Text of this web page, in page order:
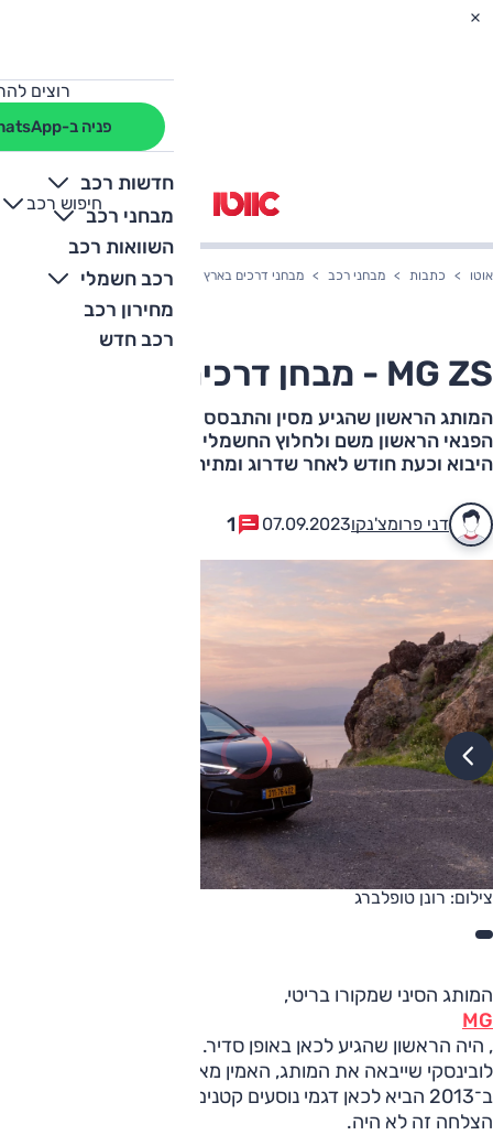
רוצים
פניה ב-WhatsApp
חדשות רכב
מבחני רכב
השוואות רכב
רכב חשמלי
מחירון רכב
רכב חדש
חיפוש רכב
+
-
אוטו כתבות מבחני רכב מבחני דרכים בארץ MG ZS - מבחן דרכים
MG ZS - מבחן דרכים
המותג הראשון שהגיע מסין והתבסס כאן היה אחראי גם לדגם
הפנאי הראשון משם ולחלוץ החשמלי שהצליח פה. מאז פסק
היבוא וכעת חודש לאחר שדרוג ומתיחת פנים
דני פרומצ'נקו07.09.2023
1
צילום: רונן טופלברג
המותג הסיני שמקורו בריטי,
MG
, היה הראשון שהגיע לכאן באופן סדיר. ראש הפירמידה בחברת
לובינסקי שייבאה את המותג, האמין מאוד בתעשייה הסינית ועוד
ב־2013 הביא לכאן דגמי נוסעים קטנים של המותג. סיפור
הצלחה זה לא היה.